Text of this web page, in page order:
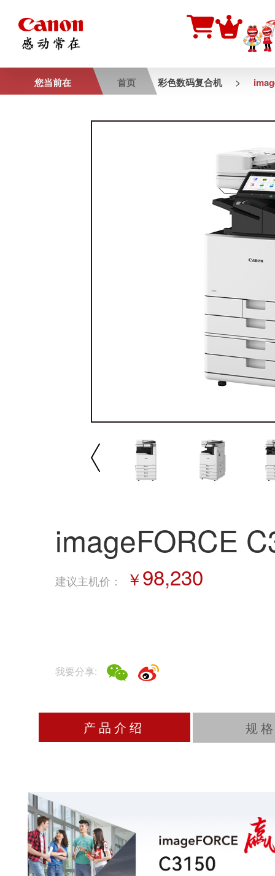
您当前在 首页 彩色数码复合机 >
播放/暂停
imageFORCE
建议主机价 ： ￥98,230
我要分享:
产品介绍 规
imageFORCE C3150不仅仅是一台A3彩
色数码复合机
更是为未来办公而生的强大引擎。
旨在让办公室的日常任务变得更简单、更智能、更
D 曝光技术
Defined and Detailed
4800*2400dpi分辨率
OLED曝光技术